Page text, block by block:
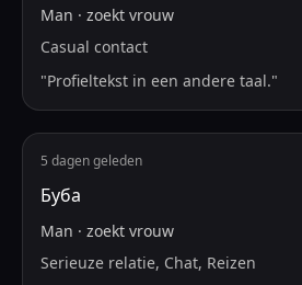
Man · zoekt vrouw
Casual contact
"Profieltekst in een andere taal."
5 dagen geleden
Буба
Man · zoekt vrouw
Serieuze relatie, Chat, Reizen